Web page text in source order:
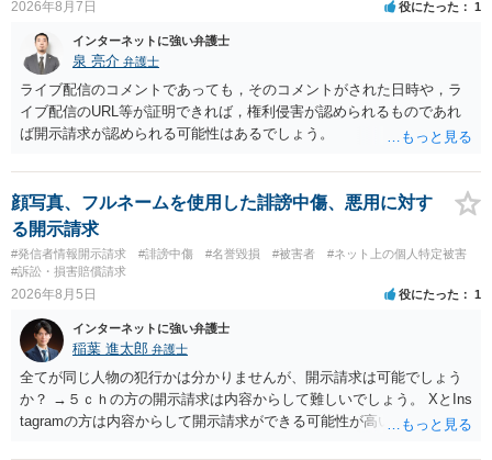
2026年8月7日 役にたった 1
インターネットに強い弁護士
泉 亮介 弁護士
ライブ配信のコメントであっても，そのコメントがされた日時や，ラ
イブ配信のURL等が証明できれば，権利侵害が認められるものであれ
ば開示請求が認められる可能性はあるでしょう。
顔写真、フルネームを使用した誹謗中傷、悪用に対す
る開示請求
#発信者情報開示請求 #誹謗中傷 #名誉毀損 #被害者
#ネット上の個人特定被害
#訴訟・損害賠償請求
2026年8月5日 役にたった 1
インターネットに強い弁護士
稲葉 進太郎 弁護士
全てが同じ人物の犯行かは分かりませんが、開示請求は可能でしょう
か？ →５ｃｈの方の開示請求は内容からして難しいでしょう。 XとIns
tagramの方は内容からして開示請求ができる可能性が高いでしょう。